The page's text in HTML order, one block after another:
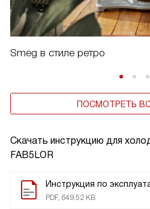
Скачать инструкцию для
FAB5LOR
Инструкция по
PDF, 649.52 KB
Smeg в стиле ретро
ПОСМОТРЕТЬ